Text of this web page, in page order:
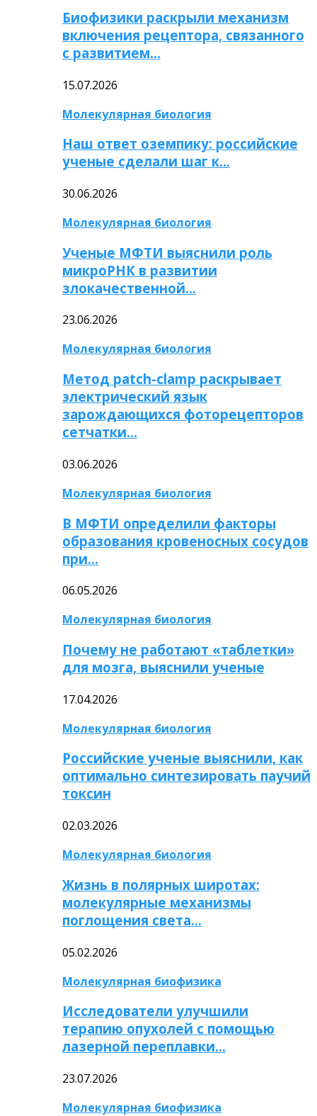
Биофизики раскрыли механизм
включения рецептора, связанного
с развитием…
15.07.2026
Молекулярная биология
Наш ответ оземпику: российские
ученые сделали шаг к…
30.06.2026
Молекулярная биология
Ученые МФТИ выяснили роль
микроРНК в развитии
злокачественной…
23.06.2026
Молекулярная биология
Метод patch-clamp раскрывает
электрический язык
зарождающихся фоторецепторов
сетчатки…
03.06.2026
Молекулярная биология
В МФТИ определили факторы
образования кровеносных сосудов
при…
06.05.2026
Молекулярная биология
Почему не работают «таблетки»
для мозга, выяснили ученые
17.04.2026
Молекулярная биология
Российские ученые выяснили, как
оптимально синтезировать паучий
токсин
02.03.2026
Молекулярная биология
Жизнь в полярных широтах:
молекулярные механизмы
поглощения света…
05.02.2026
Молекулярная биофизика
Исследователи улучшили
терапию опухолей с помощью
лазерной переплавки…
23.07.2026
Молекулярная биофизика